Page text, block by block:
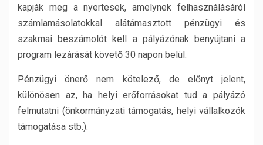
kapják meg a nyertesek, amelynek felhasználásáról
számlamásolatokkal alátámasztott pénzügyi és
szakmai beszámolót kell a pályázónak benyújtani a
program lezárását követő 30 napon belül.
Pénzügyi önerő nem kötelező, de előnyt jelent,
különösen az, ha helyi erőforrásokat tud a pályázó
felmutatni (önkormányzati támogatás, helyi vállalkozók
támogatása stb.).